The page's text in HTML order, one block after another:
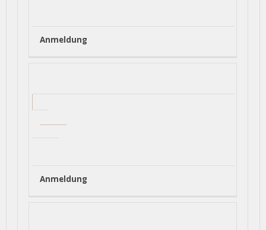
Anmeldung
Anmeldung